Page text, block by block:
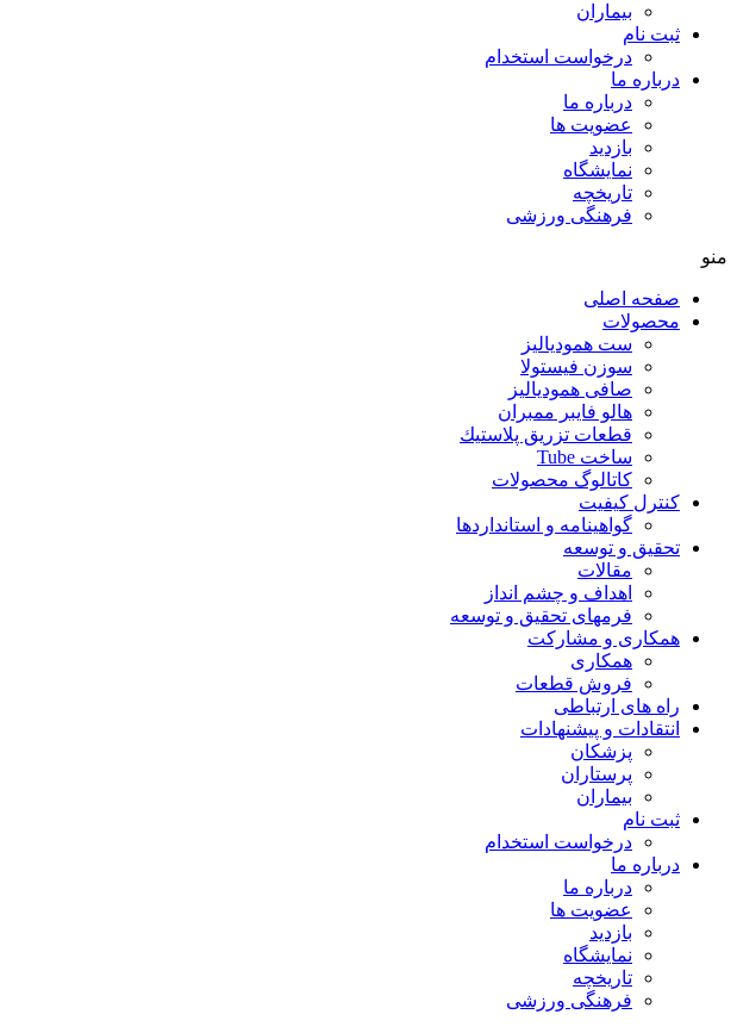
بيماران
ثبت نام
درخواست استخدام
درباره ما
درباره ما
عضویت ها
بازدید
نمایشگاه
تاريخچه
فرهنگی ورزشی
منو
صفحه اصلی
محصولات
ست همودیالیز
سوزن فیستولا
صافی همودیالیز
هالو فایبر ممبران
قطعات تزريق پلاستيك
ساخت Tube
کاتالوگ محصولات
کنترل کیفیت
گواهينامه و استانداردها
تحقيق و توسعه
مقالات
اهداف و چشم انداز
فرمهای تحقیق و توسعه
همکاری و مشارکت
همکاری
فروش قطعات
راه های ارتباطی
انتقادات و پيشنهادات
پزشكان
پرستاران
بيماران
ثبت نام
درخواست استخدام
درباره ما
درباره ما
عضویت ها
بازدید
نمایشگاه
تاريخچه
فرهنگی ورزشی